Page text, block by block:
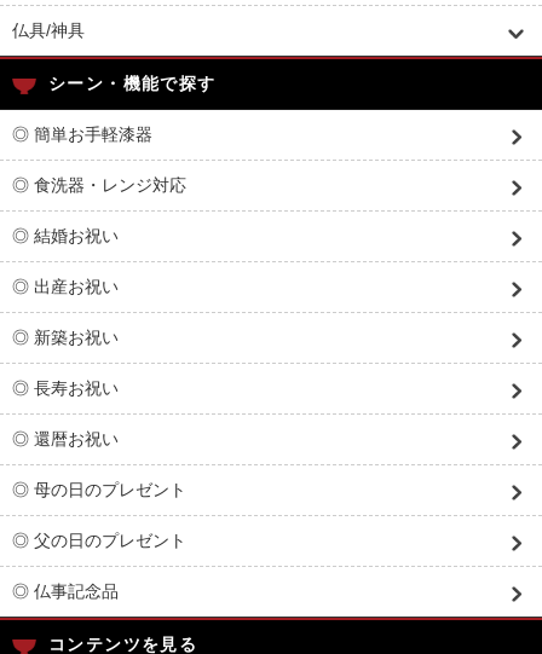
仏具/神具
シーン・機能で探す
◎ 簡単お手軽漆器
◎ 食洗器・レンジ対応
◎ 結婚お祝い
◎ 出産お祝い
◎ 新築お祝い
◎ 長寿お祝い
◎ 還暦お祝い
◎ 母の日のプレゼント
◎ 父の日のプレゼント
◎ 仏事記念品
コンテンツを見る